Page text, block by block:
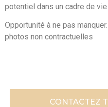
potentiel dans un cadre de
Opportunité à ne pas manquer.
photos non contractuelles
CONTACTEZ